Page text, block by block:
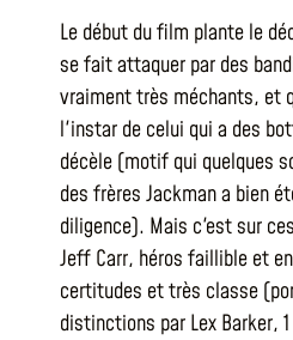
Le début du film plante le
se fait attaquer par des
vraiment très méchants, et
l'instar de celui qui a des
décèle (motif qui quelques
des frères Jackman a bien
diligence). Mais c'est sur
Jeff Carr, héros faillible et
certitudes et très classe
distinctions par Lex Barker,